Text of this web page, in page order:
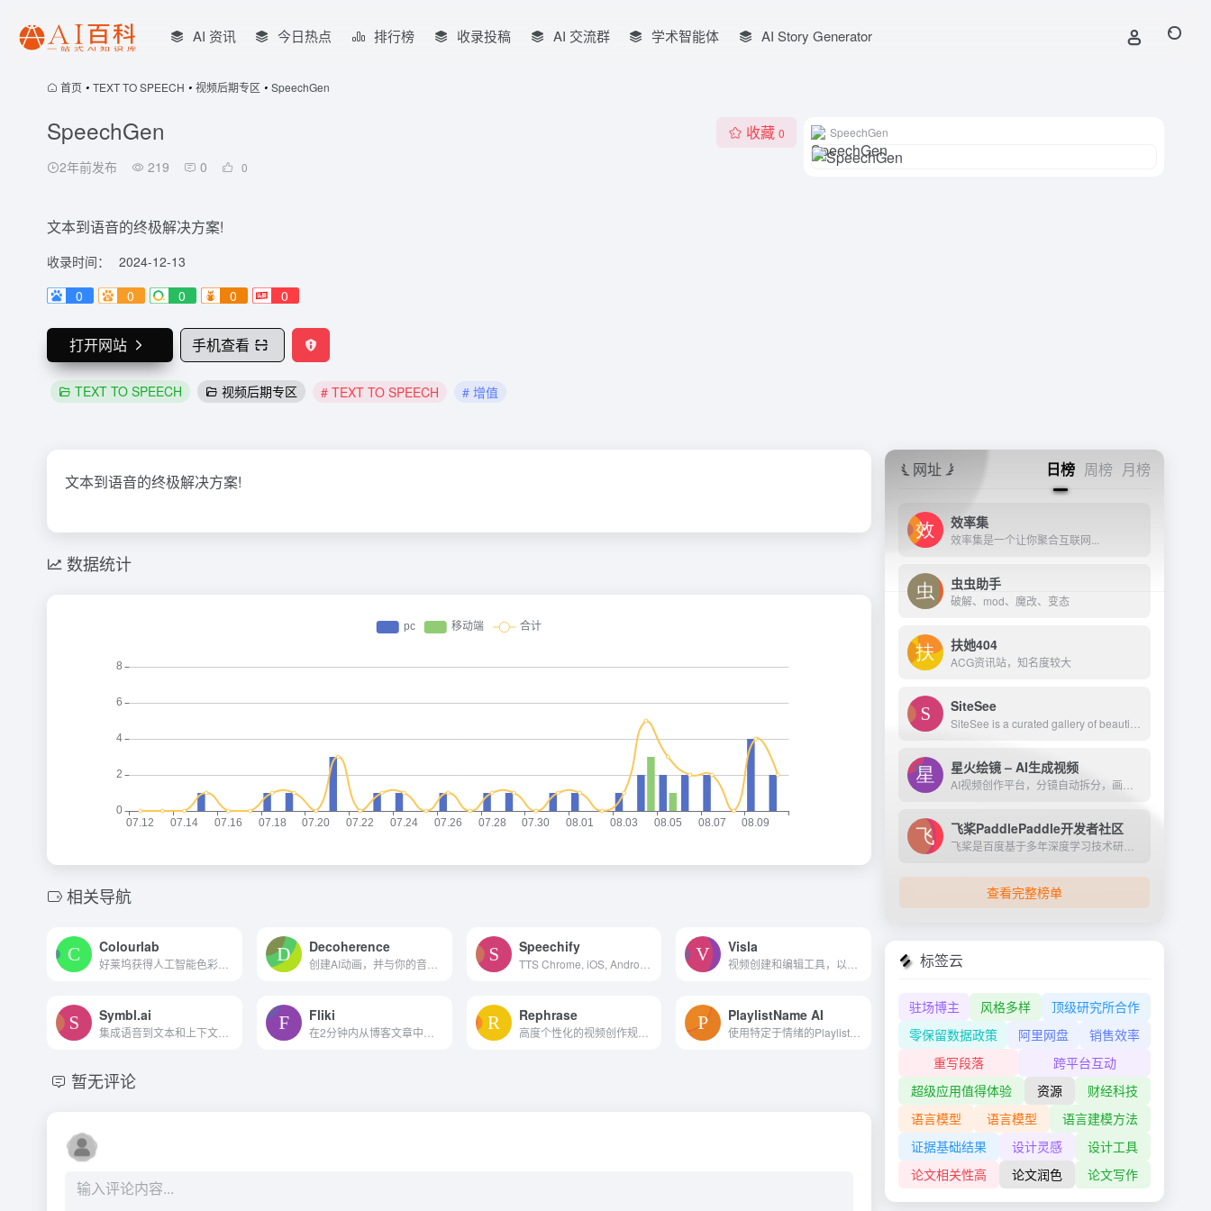
AI 资讯 今日热点 排行榜 收录投稿 AI 交流群 学术智能体 AI Story Generator
首页 • TEXT TO SPEECH • 视频后期专区 • SpeechGen
SpeechGen
2年前发布 219 0 0
收藏 0
文本到语音的终极解决方案!
收录时间：
2024-12-13
0
0 0 0 0
打开网站 手机查看
TEXT TO SPEECH 视频后期专区 # TEXT TO SPEECH # 增值
SpeechGen
文本到语音的终极解决方案!
数据统计
相关导航
Colourlab Decoherence
创建AI动画，并与你的音乐同步。
Speechify Visla
Symbl.ai Fliki Rephrase
高度个性化的视频创作规模参...
PlaylistName AI
暂无评论
网址 日榜 周榜 月榜
效率集
效率集是一个让你聚合互联网...
虫虫助手
破解、mod、魔改、变态
扶她404
ACG资讯站，知名度较大
SiteSee
星火绘镜 – AI生成视频
飞桨PaddlePaddle开发者社区
查看完整榜单
标签云
驻场博主 风格多样
顶级研究所合作
零保留数据政策
阿里网盘
销售效率
重写段落
跨平台互动
超级应用值得体验
资源
财经科技
语言模型
语言模型
语言建模方法
证据基础结果
设计灵感
设计工具
论文相关性高
论文润色 论文写作